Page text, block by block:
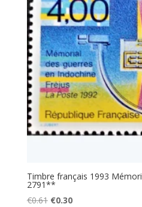
Timbre français 1993
2791**
€0.61 Le
€0.30Le